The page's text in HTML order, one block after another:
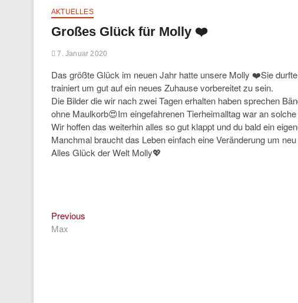
AKTUELLES
Großes Glück für Molly ❤️
7. Januar 2020
Das größte Glück im neuen Jahr hatte unsere Molly ❤️Sie
trainiert um gut auf ein neues Zuhause vorbereitet zu sein.
Die Bilder die wir nach zwei Tagen erhalten haben sprechen
ohne Maulkorb😍Im eingefahrenen Tierheimalltag war an
Wir hoffen das weiterhin alles so gut klappt und du bald ein
Manchmal braucht das Leben einfach eine Veränderung um
Alles Glück der Welt Molly💖
Beitragsnavigation
Previous
Max